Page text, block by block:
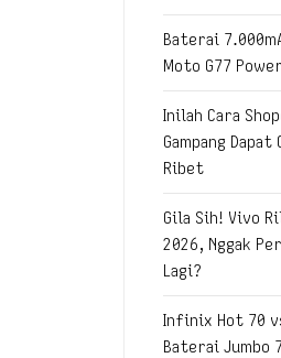
Baterai
Moto G77 Power
Inilah Cara
Gampang
Ribet
Gila Sih! Vivo
2026, Nggak
Lagi?
Infinix Hot 70
Baterai Jumbo